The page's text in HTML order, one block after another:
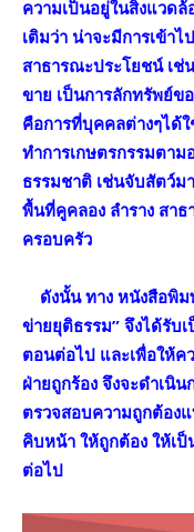
ความเป็นอยู่ในสิ่งแวด
เติมว่า น่าจะมีการเข้า
สาธารณะประโยชน์ เช่
ขาย เป็นการลักทรัพย์ข
คือการที่บุคคลต่างๆได้
ทำการเกษตรกรรมตา
ธรรมชาติ เช่นจับสัตว์ม
พื้นที่คูคลอง ลำราง สา
ครอบครัว
ดังนั้น ทาง หนังสือพิม
ข่ายยุติธรรม” จึงได้รับ
ตอนต่อไป และเพื่อให้ค
ฝ่ายถูกร้อง จึงจะดำเนิ
ตรวจสอบความถูกต้องแ
คิบหน้า ให้ถูกต้อง ให้เ
ต่อไป